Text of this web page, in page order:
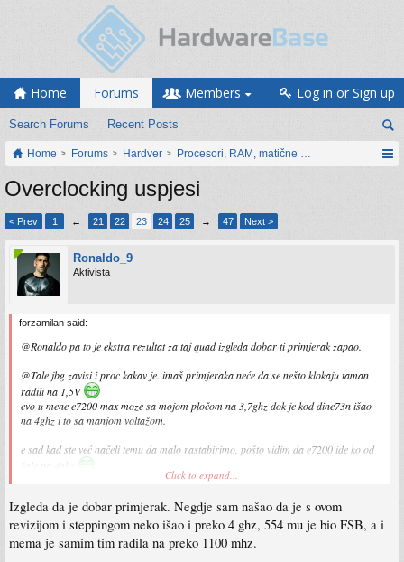
Home Forums
Search Forums Recent Posts
Members Log in or Sign up
Home Forums Hardver Procesori, RAM, matične ploče i grafičke
Overclocking uspjesi
< Prev 1 ← 21 22 23 24 25 → 47 Next >
Ronaldo_9
Aktivista
forzamilan said:
@Ronaldo pa to je ekstra rezultat za taj quad izgleda dobar ti primjerak zapao.
@Tale jbg zavisi i proc kakav je. imaš primjeraka neće da se nešto klokaju taman
radili na 1,5V
evo u mene e7200 max moze sa mojom pločom na 3,7ghz dok je kod dine73n išao
na 4ghz i to sa manjom voltažom.
e sad kad ste već načeli temu da malo rastabirimo. pošto vidim da e7200 ide ko od
ja svoj ne mogu nagurati preko 3,7 da je stabilan. već sam pominjao ploča je
pošto me i nije zapao neki primjerak moram mu dati oko 1,35V da bi radio na
3,6ghz sve preko neće da boota. e sad ne kontam šta me koči jel ram ploča (nb, sb)
ili cpu?
Click to expand...
Izgleda da je dobar primjerak. Negdje sam našao da je s ovom
revizijom i steppingom neko išao i preko 4 ghz, 554 mu je bio FSB, a i
mema je samim tim radila na preko 1100 mhz.